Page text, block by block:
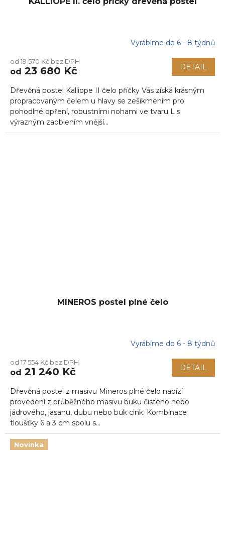
produktu
je
z
5
hvězdiček.
Vyrábíme do 6 - 8 týdnů
od 19 570 Kč bez DPH
od 23 680 Kč DETAIL
Dřevěná postel Kalliope II čelo příčky Vás získá krásným
propracovaným čelem u hlavy se zešikmením pro
pohodlné opření, robustními nohami ve tvaru L s
výrazným zaoblením vnější...
MINEROS postel plné čelo
Vyrábíme do 6 - 8 týdnů
od 17 554 Kč bez DPH
od 21 240 Kč DETAIL
Dřevěná postel z masivu Mineros plné čelo nabízí
provedení z průběžného masivu buku čistého nebo
jádrového, jasanu, dubu nebo buk cink. Kombinace
tloušťky 6 a 3 cm spolu s...
Novinka